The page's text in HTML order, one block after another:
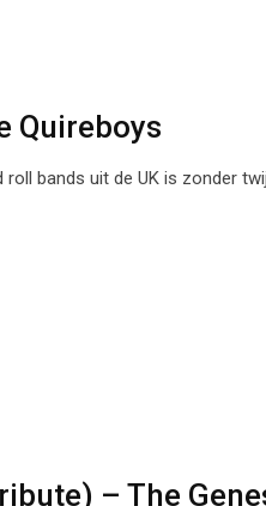
Quireboys
bands uit de UK is zonder
– The